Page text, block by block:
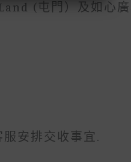
(屯門）及如心
安排交收事宜.